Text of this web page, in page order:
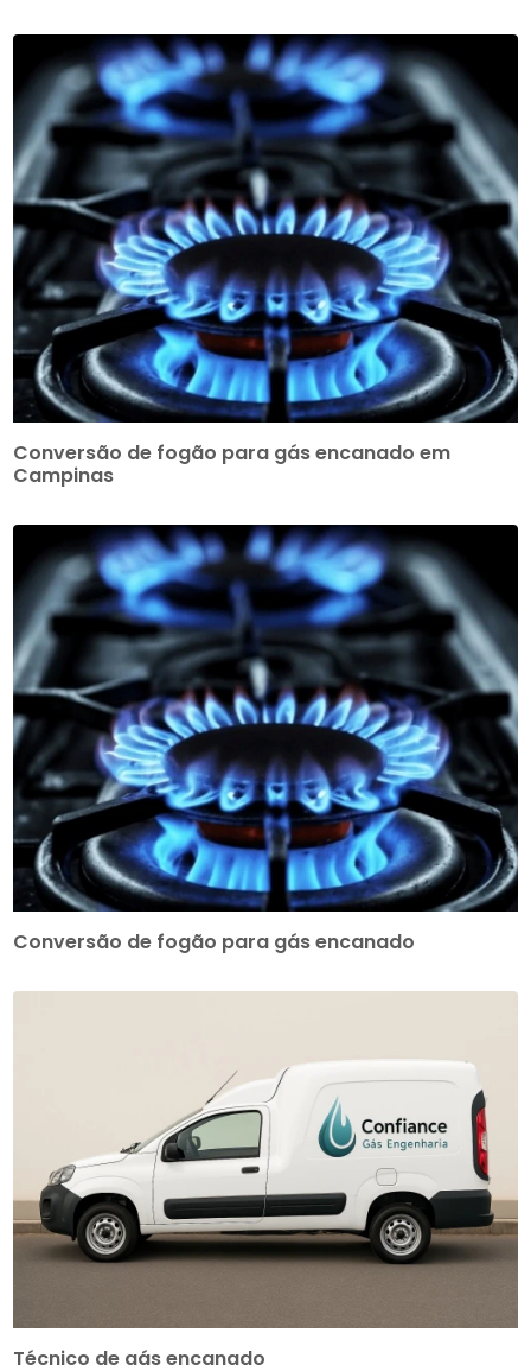
Conversão de fogão para gás encanado em
Campinas
Conversão de fogão para gás encanado
Técnico de gás encanado